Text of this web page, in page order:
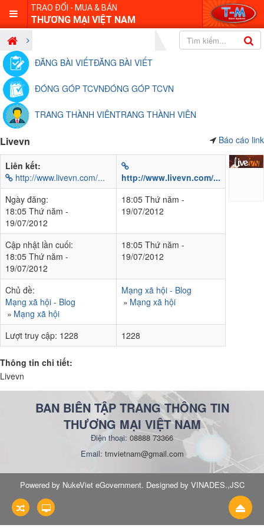
TRAO ĐỔI - MUA & BÁN
THƯƠNG MẠI VIỆT NAM
Mạng xã hội - Blog Mạng xã hội
ĐĂNG BÀI VIẾTĐĂNG BÀI VIẾT
ĐÓNG GÓP TCVNĐÓNG GÓP TCVN
TRANG THÀNH VIÊNTRANG THÀNH VIÊN
Báo cáo link
Livevn
Liên kết:
http://www.livevn.com/...
http://www.livevn.com/...
Ngày đăng:
18:05 Thứ năm -
19/07/2012
18:05 Thứ năm -
19/07/2012
Cập nhật lần cuối:
18:05 Thứ năm -
19/07/2012
18:05 Thứ năm -
19/07/2012
Chủ đề:
Mạng xã hội - Blog
Mạng xã hội
Mạng xã hội - Blog
Mạng xã hội
Lượt truy cập: 1228 1228
Thông tin chi tiết:
Livevn
BAN BIÊN TẬP TRANG THÔNG TIN
THƯƠNG MẠI VIỆT NAM
Điện thoại: 08888 73366
Email: tmvietnam@gmail.com
Powered by NukeViet eGovernment. Designed by VINADES.,JSC